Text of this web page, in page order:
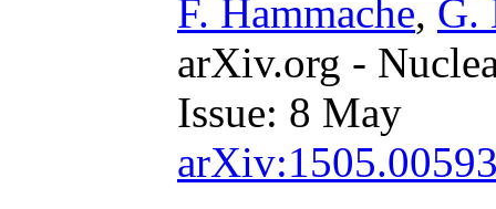
F. Hammache, G.
arXiv.org -
Issue: 8 May